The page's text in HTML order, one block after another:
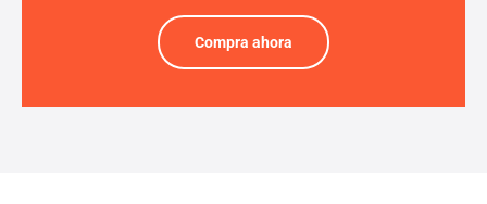
Compra ahora